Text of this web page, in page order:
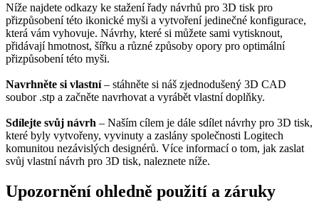
Níže najdete odkazy ke stažení řady návrhů pro 3D tisk pro
přizpůsobení této ikonické myši a vytvoření jedinečné konfigurace,
která vám vyhovuje. Návrhy, které si můžete sami vytisknout,
přidávají hmotnost, šířku a různé způsoby opory pro optimální
přizpůsobení této myši.
Navrhněte si vlastní– stáhněte si náš zjednodušený 3D CAD
soubor .stp a začněte navrhovat a vyrábět vlastní doplňky.
Sdílejte svůj návrh – Naším cílem je dále sdílet návrhy pro 3D tisk,
které byly vytvořeny, vyvinuty a zaslány společnosti Logitech
komunitou nezávislých designérů. Více informací o tom, jak zaslat
svůj vlastní návrh pro 3D tisk, naleznete níže.
Upozornění ohledně použití a záruky